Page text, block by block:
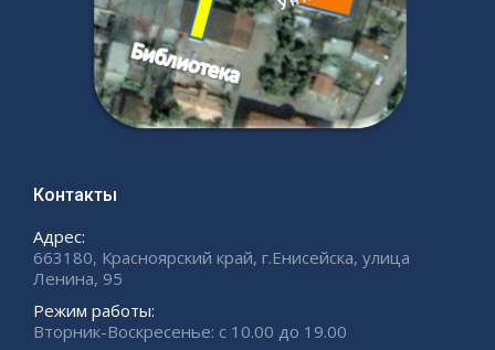
Контакты
Адрес:
663180, Красноярский край, г.Енисейска, улица
Ленина, 95
Режим работы:
Вторник-Воскресенье: с 10.00 до 19.00